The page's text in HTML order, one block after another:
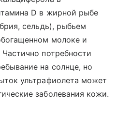
D в жирной рыбе
сельдь), рыбьем
молоке и
потребности
на солнце, но
ультрафиолета может
заболевания кожи.